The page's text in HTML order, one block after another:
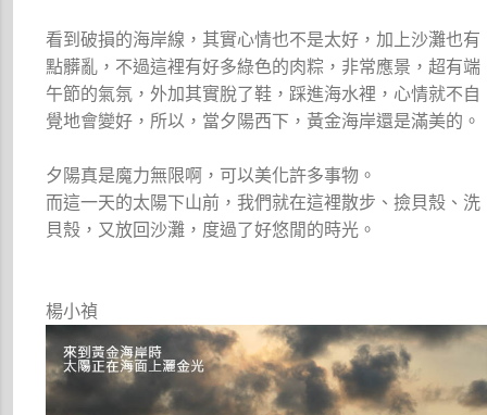
看到破損的海岸線，其實心情也不是太好，加上沙灘也有
點髒亂，不過這裡有好多綠色的肉粽，非常應景，超有端
午節的氣氛，外加其實脫了鞋，踩進海水裡，心情就不自
覺地會變好，所以，當夕陽西下，黃金海岸還是滿美的。
夕陽真是魔力無限啊，可以美化許多事物。
而這一天的太陽下山前，我們就在這裡散步、撿貝殼、洗
貝殼，又放回沙灘，度過了好悠閒的時光。
楊小禎